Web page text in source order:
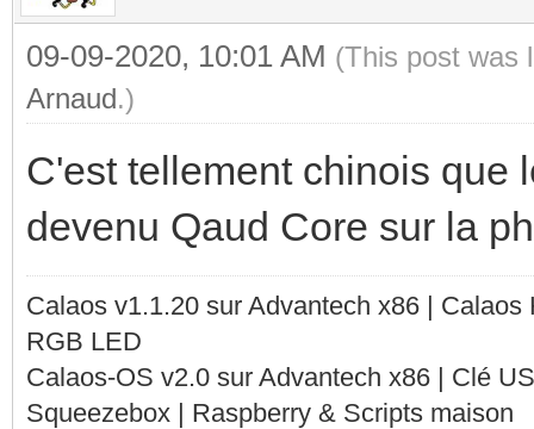
09-09-2020, 10:01 AM (This post was
Arnaud.)
C'est tellement chinois que
devenu Qaud Core sur la
Calaos v1.1.20 sur Advantech x86 |
RGB LED
Calaos-OS v2.0 sur Advantech x86 | Clé
Squeezebox | Raspberry & Scripts maison